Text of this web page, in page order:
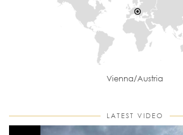
Vienna/Austria
LATEST VIDEO